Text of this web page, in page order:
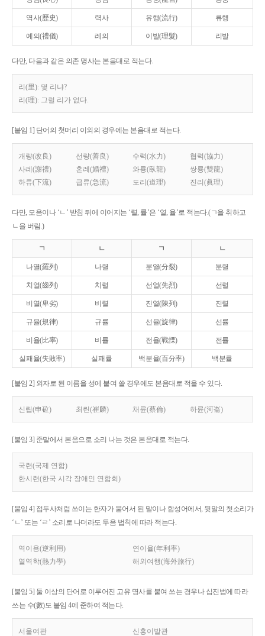
역사(歷史) 력사 유행(流行) 류행
예의(禮儀) 례의 이발(理髮) 리발
다만, 다음과 같은 의존 명사는 본음대로 적는다.
리(里): 몇 리냐?
리(理): 그럴 리가 없다.
[붙임 1] 단어의 첫머리 이외의 경우에는 본음대로 적는다.
개량(改良) 선량(善良) 수력(水力)
협력(協力)
사례(謝禮)
혼례(婚禮) 와룡(臥龍)
쌍룡(雙龍)
하류(下流)
급류(急流) 도리(道理) 진리(眞理)
다만, 모음이나 ‘ㄴ’ 받침 뒤에 이어지는 ‘렬, 률’은 ‘열, 율’로 적는다.(ㄱ을 취하고
ㄴ을 버림.)
ㄱ ㄴ ㄱ ㄴ
나열(羅列) 나렬 분열(分裂) 분렬
치열(齒列) 치렬 선열(先烈) 선렬
비열(卑劣) 비렬 진열(陳列) 진렬
규율(規律) 규률 선율(旋律) 선률
비율(比率) 비률 전율(戰慄) 전률
실패율(失敗率) 실패률 백분율(百分率) 백분률
[붙임 2] 외자로 된 이름을 성에 붙여 쓸 경우에도 본음대로 적을 수 있다.
신립(申砬) 최린(崔麟) 채륜(蔡倫) 하륜(河崙)
[붙임 3] 준말에서 본음으로 소리 나는 것은 본음대로 적는다.
국련(국제 연합)
한시련(한국 시각 장애인 연합회)
[붙임 4] 접두사처럼 쓰이는 한자가 붙어서 된 말이나 합성어에서, 뒷말의 첫소리가
‘ㄴ’ 또는 ‘ㄹ’ 소리로 나더라도 두음 법칙에 따라 적는다.
역이용(逆利用)
연이율(年利率)
열역학(熱力學)
해외여행(海外旅行)
[붙임 5] 둘 이상의 단어로 이루어진 고유 명사를 붙여 쓰는 경우나 십진법에 따라
쓰는 수(數)도 붙임 4에 준하여 적는다.
서울여관 신흥이발관